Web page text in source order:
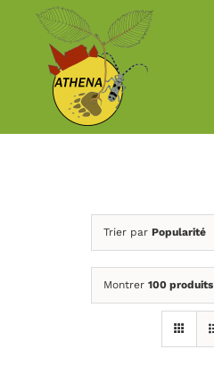
Passer
contenu
Trier par Popularité
Montrer 100 produits